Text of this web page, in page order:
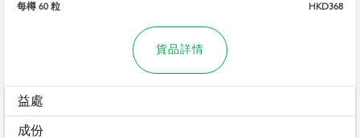
每樽 60 粒 HKD368
貨品詳情
益處
成份